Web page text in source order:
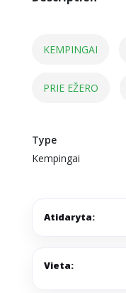
KEMPINGAI
PRIE EŽERO
Type
Kempingai
Atidaryta:
Vieta: